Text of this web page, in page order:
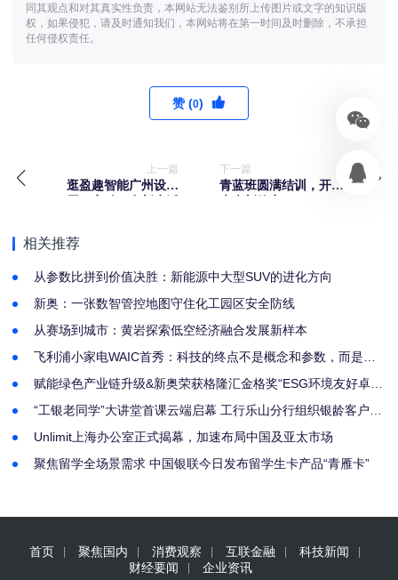
同其观点和对其真实性负责，本网站无法鉴别所上传图片或文字的知识版
权，如果侵犯，请及时通知我们，本网站将在第一时间及时删除，不承担
任何侵权责任。
赞 (0)
上一篇
逛盈趣智能广州设计
下一篇
青蓝班圆满结训，开启
相关推荐
从参数比拼到价值决胜：新能源中大型SUV的进化方向
新奥：一张数智管控地图守住化工园区安全防线
从赛场到城市：黄岩探索低空经济融合发展新样本
飞利浦小家电WAIC首秀：科技的终点不是概念和参数，而是人
赋能绿色产业链升级&新奥荣获格隆汇金格奖“ESG环境友好卓越
“工银老同学”大讲堂首课云端启幕 工行乐山分行组织银龄客户共
Unlimit上海办公室正式揭幕，加速布局中国及亚太市场
聚焦留学全场景需求 中国银联今日发布留学生卡产品“青雁卡”
首页 聚焦国内 消费观察 互联金融
科技新闻
财经要闻
企业资讯